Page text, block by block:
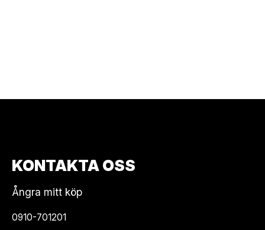
KONTAKTA OSS
Ångra mitt köp
0910-701201